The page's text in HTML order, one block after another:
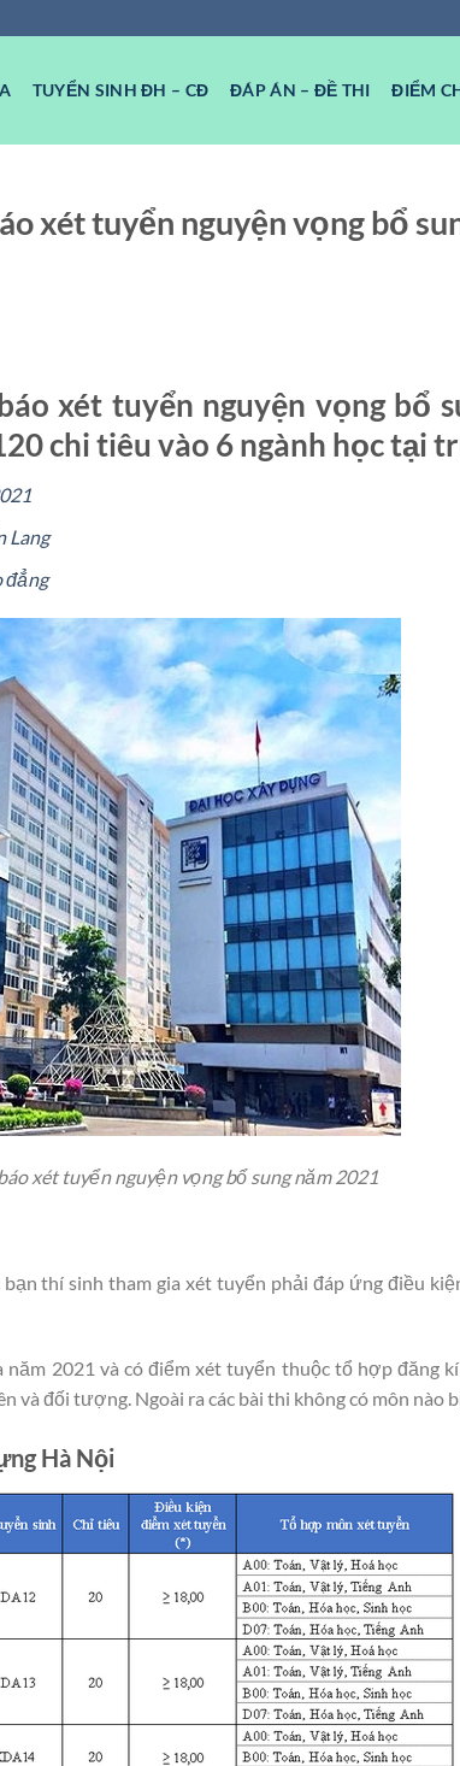
TUYỂN SINH ĐH – CĐ ĐÁP ÁN – ĐỀ THI ĐIỂM
xét tuyển nguyện vọng bổ
xét tuyển nguyện vọng bổ
chi tiêu vào 6 ngành học tại
Lang
đẳng
xét tuyển nguyện vọng bổ sung năm 2021
bạn thí sinh tham gia xét tuyển phải đáp ứng điều
2021 và có điểm xét tuyển thuộc tổ hợp đăng
đối tượng. Ngoài ra các bài thi không có môn nào
Hà Nội